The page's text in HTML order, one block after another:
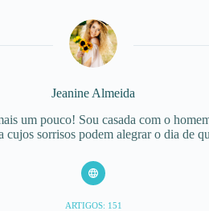
Jeanine Almeida
um pouco! Sou casada com o
cujos sorrisos podem alegrar o dia de
ARTIGOS: 151